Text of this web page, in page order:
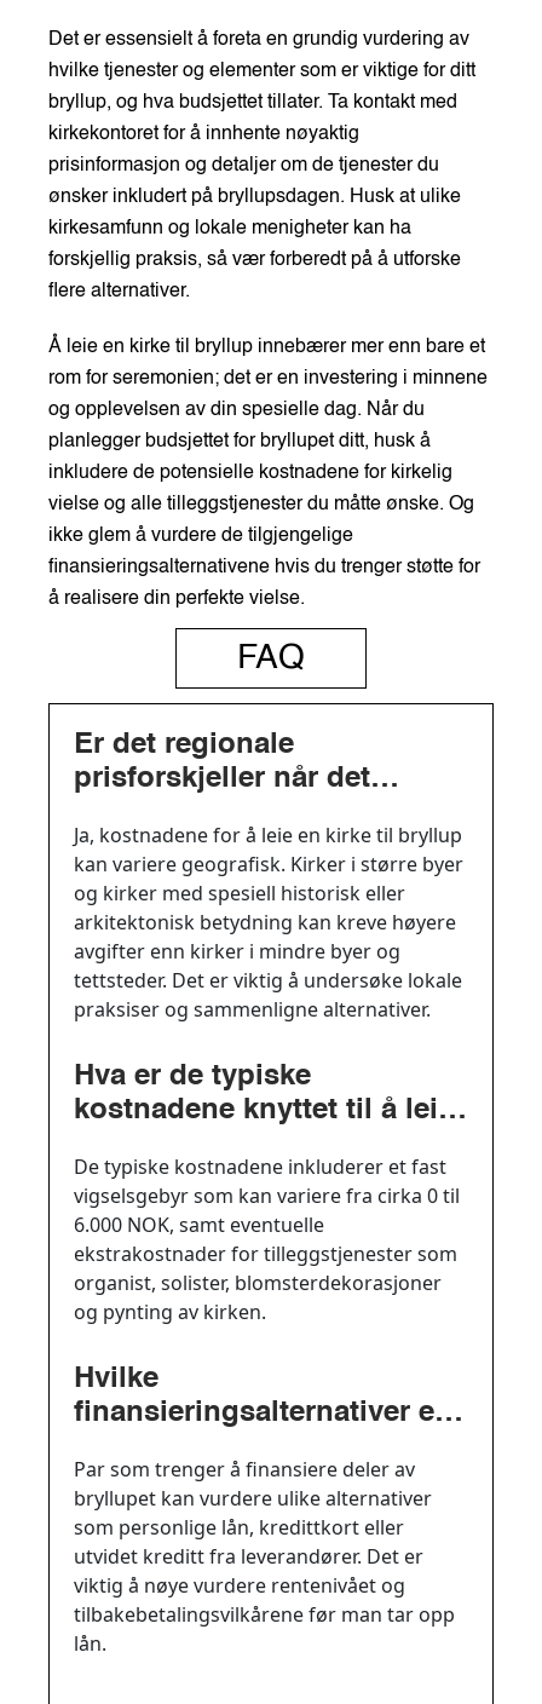
Det er essensielt å foreta en grundig vurdering av
hvilke tjenester og elementer som er viktige for ditt
bryllup, og hva budsjettet tillater. Ta kontakt med
kirkekontoret for å innhente nøyaktig
prisinformasjon og detaljer om de tjenester du
ønsker inkludert på bryllupsdagen. Husk at ulike
kirkesamfunn og lokale menigheter kan ha
forskjellig praksis, så vær forberedt på å utforske
flere alternativer.
Å leie en kirke til bryllup innebærer mer enn bare et
rom for seremonien; det er en investering i minnene
og opplevelsen av din spesielle dag. Når du
planlegger budsjettet for bryllupet ditt, husk å
inkludere de potensielle kostnadene for kirkelig
vielse og alle tilleggstjenester du måtte ønske. Og
ikke glem å vurdere de tilgjengelige
finansieringsalternativene hvis du trenger støtte for
å realisere din perfekte vielse.
FAQ
Er det regionale
prisforskjeller når det
bryllup?
Ja, kostnadene for å leie en kirke til bryllup
kan variere geografisk. Kirker i større byer
og kirker med spesiell historisk eller
arkitektonisk betydning kan kreve høyere
avgifter enn kirker i mindre byer og
tettsteder. Det er viktig å undersøke lokale
praksiser og sammenligne alternativer.
Hva er de typiske
kostnadene knyttet til å leie
De typiske kostnadene inkluderer et fast
vigselsgebyr som kan variere fra cirka 0 til
6.000 NOK, samt eventuelle
ekstrakostnader for tilleggstjenester som
organist, solister, blomsterdekorasjoner
og pynting av kirken.
Hvilke
finansieringsalternativer er
kostnadene ved å leie kirke
til bryllup?
Par som trenger å finansiere deler av
bryllupet kan vurdere ulike alternativer
som personlige lån, kredittkort eller
utvidet kreditt fra leverandører. Det er
viktig å nøye vurdere rentenivået og
tilbakebetalingsvilkårene før man tar opp
lån.